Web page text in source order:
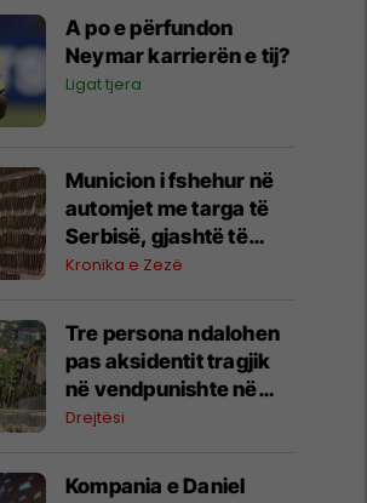
A po e përfundon
Neymar karrierën e tij?
Ligat tjera
Municion i fshehur në
automjet me targa të
Serbisë, gjashtë të
arrestuar në Prishtinë
Kronika e Zezë
Tre persona ndalohen
pas aksidentit tragjik
në vendpunishte në
Prishtinë, Prokuroria
Drejtësi
Kompania e Daniel